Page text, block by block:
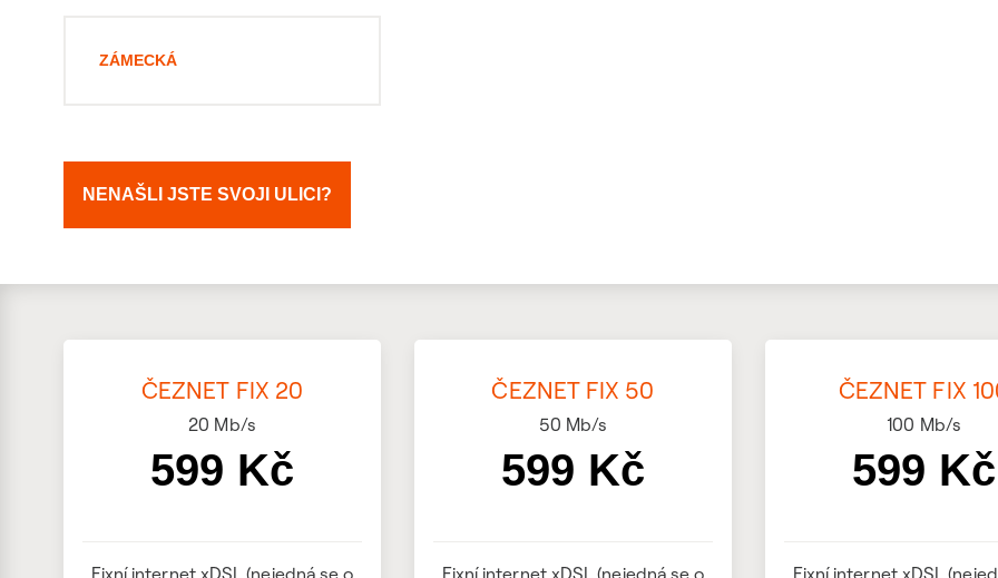
ZÁMECKÁ
NENAŠLI JSTE SVOJI ULICI?
ČEZNET FIX 20
20 Mb/s
599 Kč
Fixní internet xDSL (nejedná se o
ČEZNET FIX 50
50 Mb/s
599 Kč
Fixní internet xDSL (nejedná se o
ČEZNET FIX
100 Mb/s
599 Kč
Fixní internet xDSL